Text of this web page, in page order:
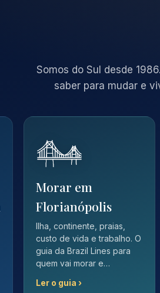
Somos do Sul desde
saber para mudar e
Morar em
Florianópolis
Ilha, continente, praias,
custo de vida e trabalho. O
guia da Brazil Lines para
quem vai morar e…
Ler o guia ›